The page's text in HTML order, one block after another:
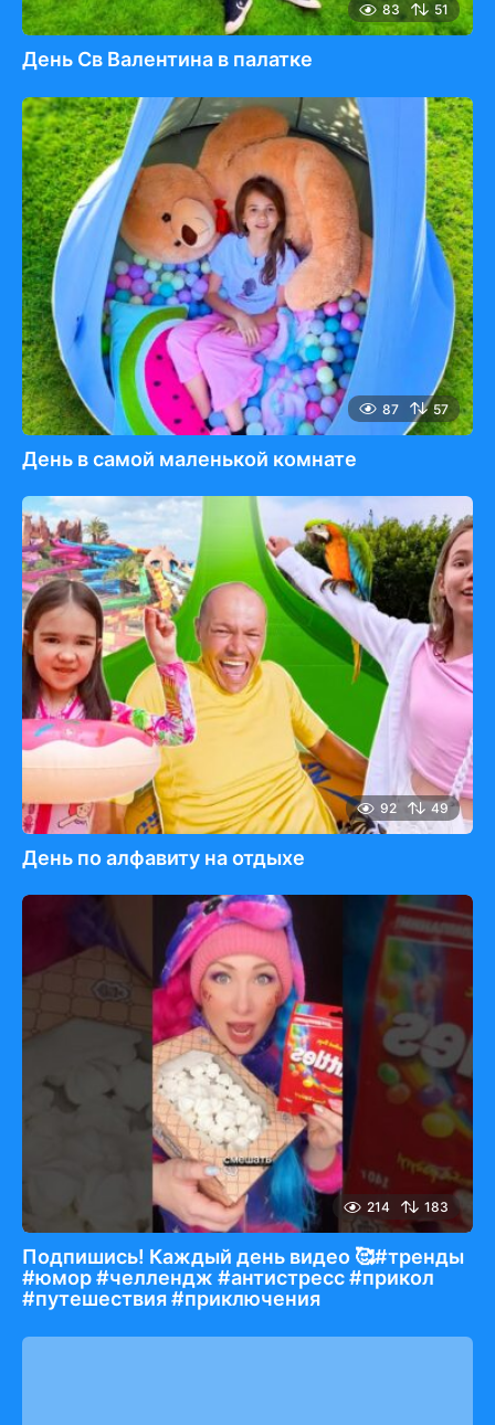
83 51
День Св Валентина в палатке
87 57
День в самой маленькой комнате
92 49
День по алфавиту на отдыхе
214 183
Подпишись! Каждый день видео 🥰#тренды
#юмор #челлендж #антистресс #прикол
#путешествия #приключения